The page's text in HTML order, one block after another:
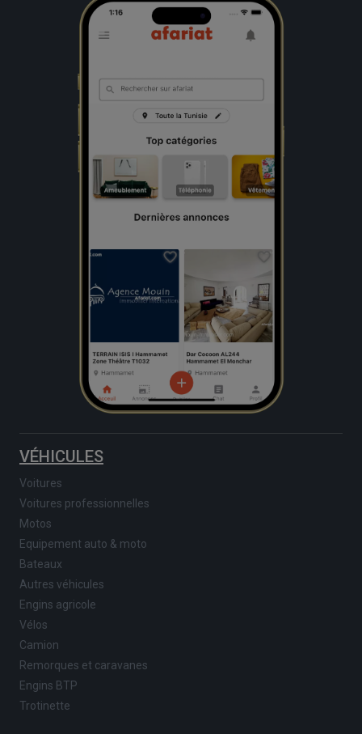
VÉHICULES
Voitures
Voitures professionnelles
Motos
Equipement auto & moto
Bateaux
Autres véhicules
Engins agricole
Vélos
Camion
Remorques et caravanes
Engins BTP
Trotinette